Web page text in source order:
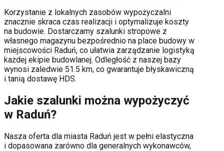
Korzystanie z lokalnych zasobów wypożyczalni
znacznie skraca czas realizacji i optymalizuje koszty
na budowie. Dostarczamy szalunki stropowe z
własnego magazynu bezpośrednio na place budowy w
miejscowości Raduń, co ułatwia zarządzanie logistyką
każdej ekipie budowlanej. Odległość z naszej bazy
wynosi zaledwie 51.5 km, co gwarantuje błyskawiczną
i tanią dostawę HDS.
Jakie szalunki można wypożyczyć
w Raduń?
Nasza oferta dla miasta Raduń jest w pełni elastyczna
i dopasowana zarówno dla generalnych wykonawców,